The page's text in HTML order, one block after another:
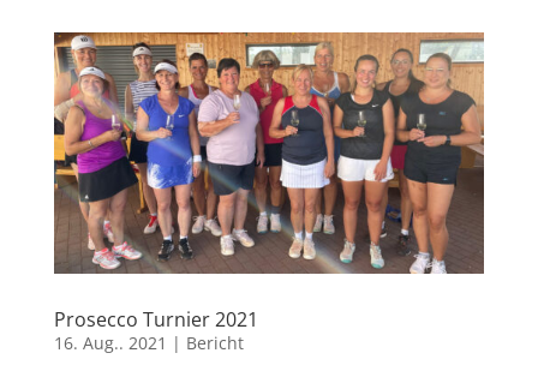
Prosecco Turnier 2021
16. Aug.. 2021 | Bericht